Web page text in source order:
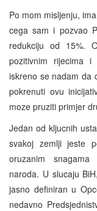
Po mom misljenju,
cega sam i pozvao
redukciju od 15%.
pozitivnim rijecima i
iskreno se nadam da
pokrenuti ovu
moze pruziti primjer
Jedan od kljucnih
svakoj zemlji jeste
oruzanim
naroda. U slucaju
jasno definiran u
nedavno